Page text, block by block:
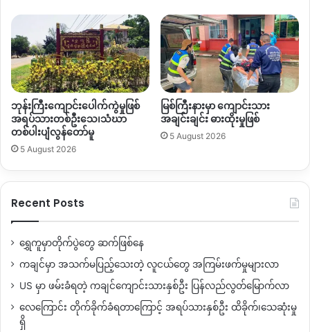
ဘုန်းကြီးကျောင်းပေါက်ကွဲမှုဖြစ်
အရပ်သားတစ်ဦးသေ၊သံဃာ
တစ်ပါးပျံလွန်တော်မူ
5 August 2026
မြစ်ကြီးနားမှာ ကျောင်းသား
အချင်းချင်း ဓားထိုးမှုဖြစ်
5 August 2026
Recent Posts
ရွှေကူမှာတိုက်ပွဲတွေ ဆက်ဖြစ်နေ
ကချင်မှာ အသက်မပြည့်သေးတဲ့ လူငယ်တွေ အကြမ်းဖက်မှုများလာ
US မှာ ဖမ်းခံရတဲ့ ကချင်ကျောင်းသားနှစ်ဦး ပြန်လည်လွတ်မြောက်လာ
လေကြောင်း တိုက်ခိုက်ခံရတာကြောင့် အရပ်သားနှစ်ဦး ထိခိုက်၊သေဆုံးမှု
ရှိ